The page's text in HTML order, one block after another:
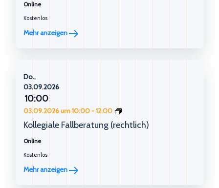
Online
Kostenlos
Mehr anzeigen
Do.,
03.09.2026
10:00
03.09.2026 um 10:00-12:00
Kollegiale
Fallberatung
(rechtlich)
Kollegiale Fallberatung (rechtlich)
Online
Kostenlos
Mehr anzeigen